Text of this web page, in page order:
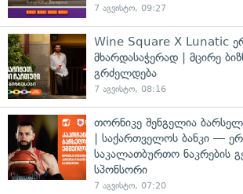
7 აგვისტო, 09:27
Wine Square X Lunatic
მხარდასაჭერად | მცირე
გრძელდება
7 აგვისტო, 08:16
თორნიკე შენგელია
| საქართველოს ბანკი —
საკალათბურთო ნაკრების
სპონსორი
7 აგვისტო, 07:20